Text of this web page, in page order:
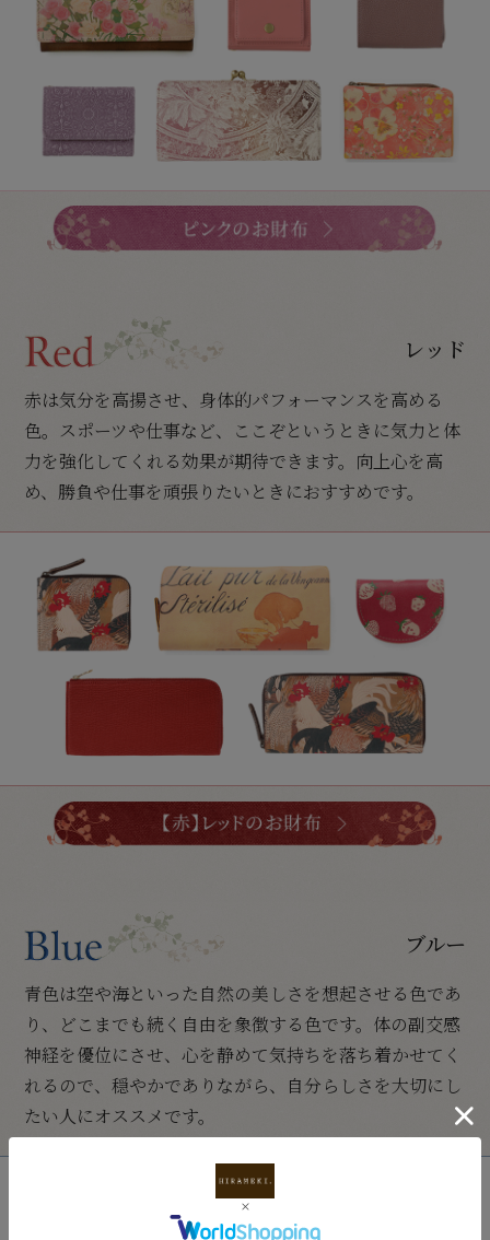
レッド
赤は気分を高揚させ、身体的パフォーマンスを高める
色。スポーツや仕事など、ここぞというときに気力と体
力を強化してくれる効果が期待できます。向上心を高
め、勝負や仕事を頑張りたいときにおすすめです。
ブルー
青色は空や海といった自然の美しさを想起させる色であ
り、どこまでも続く自由を象徴する色です。体の副交感
神経を優位にさせ、心を静めて気持ちを落ち着かせてく
れるので、穏やかでありながら、自分らしさを大切にし
たい人にオススメです。